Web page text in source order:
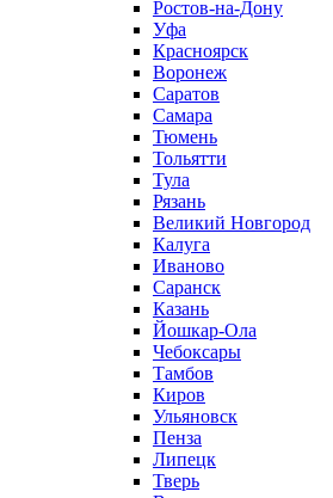
Ростов-на-Дону
Уфа
Красноярск
Воронеж
Саратов
Самара
Тюмень
Тольятти
Тула
Рязань
Великий Новгород
Калуга
Иваново
Саранск
Казань
Йошкар-Ола
Чебоксары
Тамбов
Киров
Ульяновск
Пенза
Липецк
Тверь